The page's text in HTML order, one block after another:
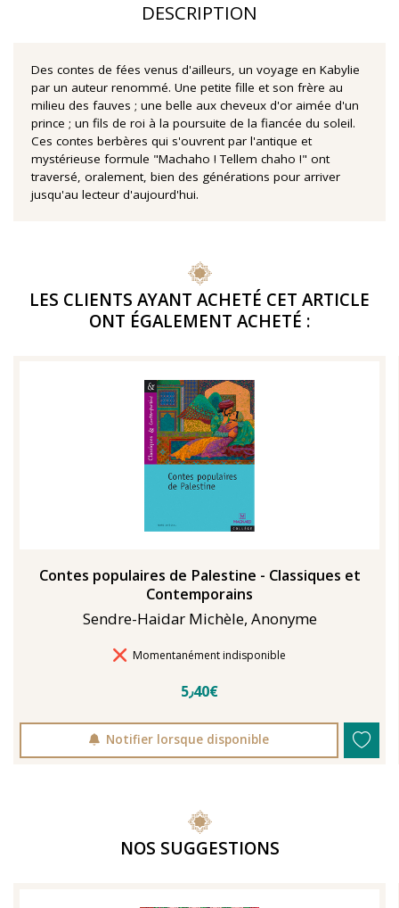
DESCRIPTION
Des contes de fées venus d'ailleurs, un voyage en Kabylie
par un auteur renommé. Une petite fille et son frère au
milieu des fauves ; une belle aux cheveux d'or aimée d'un
prince ; un fils de roi à la poursuite de la fiancée du soleil.
Ces contes berbères qui s'ouvrent par l'antique et
mystérieuse formule "Machaho ! Tellem chaho !" ont
traversé, oralement, bien des générations pour arriver
jusqu'au lecteur d'aujourd'hui.
LES CLIENTS AYANT ACHETÉ CET ARTICLE
ONT ÉGALEMENT ACHETÉ :
Contes populaires de Palestine - Classiques et
Contemporains
Sendre-Haidar Michèle, Anonyme
Délais de livraison
Momentanément indisponible
5٫40€
Notifier lorsque disponible
NOS SUGGESTIONS